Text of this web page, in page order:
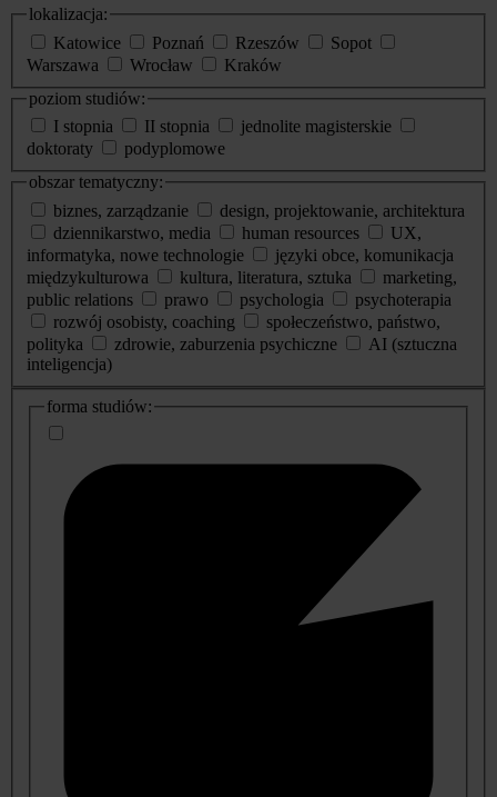
lokalizacja:
Katowice
Poznań Rzeszów
Sopot
Warszawa
Wrocław
Kraków
poziom studiów:
I stopnia
II stopnia
jednolite magisterskie
doktoraty
podyplomowe
obszar tematyczny:
biznes, zarządzanie
design, projektowanie, architektura
dziennikarstwo, media
human resources
UX,
informatyka, nowe technologie
języki obce, komunikacja
międzykulturowa
kultura, literatura, sztuka
marketing,
public relations
prawo psychologia
psychoterapia
rozwój osobisty, coaching
społeczeństwo, państwo,
polityka
zdrowie, zaburzenia psychiczne
AI (sztuczna
inteligencja)
dodatkowe
informacje
forma studiów: